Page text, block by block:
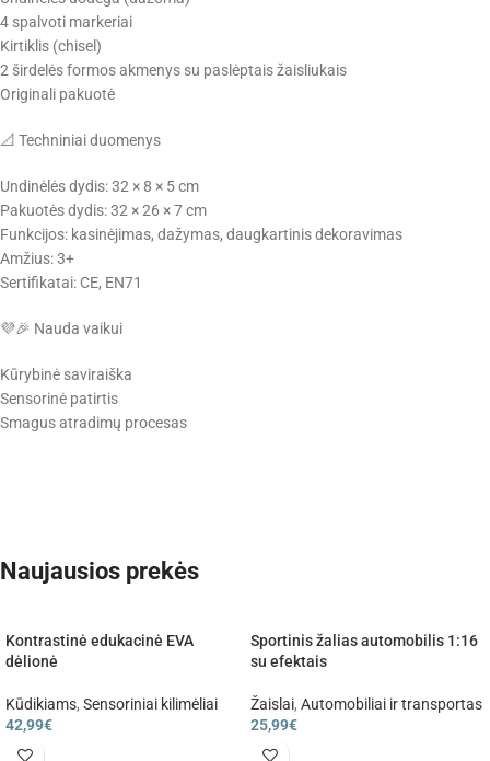
4 spalvoti markeriai
Kirtiklis (chisel)
2 širdelės formos akmenys su paslėptais žaisliukais
Originali pakuotė
📐 Techniniai duomenys
Undinėlės dydis: 32 × 8 × 5 cm
Pakuotės dydis: 32 × 26 × 7 cm
Funkcijos: kasinėjimas, dažymas, daugkartinis dekoravimas
Amžius: 3+
Sertifikatai: CE, EN71
💜🎉 Nauda vaikui
Kūrybinė saviraiška
Sensorinė patirtis
Smagus atradimų procesas
Naujausios prekės
Kontrastinė edukacinė EVA
dėlionė
Kūdikiams, Sensoriniai kilimėliai
42,99€
Sportinis žalias automobilis 1:16
su efektais
Žaislai, Automobiliai ir transportas
25,99€